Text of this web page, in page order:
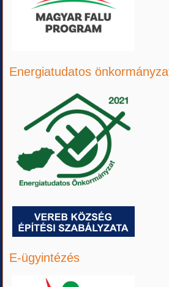
Energiatudatos
E-ügyintézés